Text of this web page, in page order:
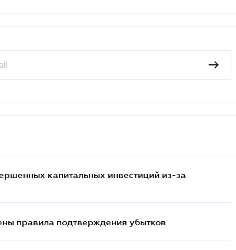
капитальных инвестиций из-за
правила подтверждения убытков